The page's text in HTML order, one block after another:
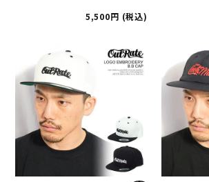
5,500
税込